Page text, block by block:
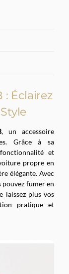
: Éclairez
, un accessoire
Grâce à sa
et
propre en
élégante. Avec
pouvez fumer en
laissez plus vos
pratique et